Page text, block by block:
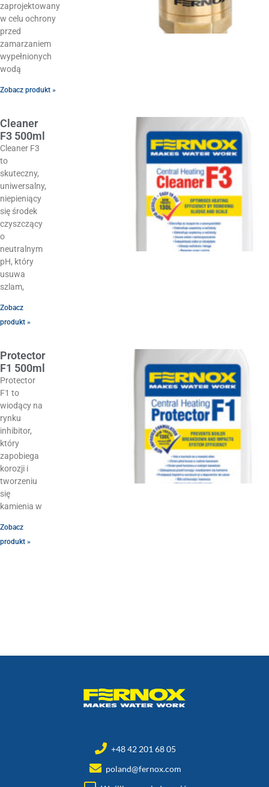
zaprojektowany
w celu ochrony
przed
zamarzaniem
wypełnionych
wodą
Zobacz produkt »
Cleaner
F3 500ml
Cleaner F3
to
skuteczny,
uniwersalny,
niepieniący
się środek
czyszczący
o
neutralnym
pH, który
usuwa
szlam,
Zobacz
produkt »
Protector
F1 500ml
Protector
F1 to
wiodący na
rynku
inhibitor,
który
zapobiega
korozji i
tworzeniu
się
kamienia w
Zobacz
produkt »
+48 42 201 68 05
poland@fernox.com